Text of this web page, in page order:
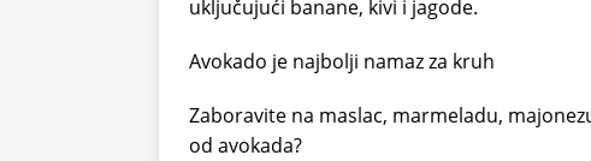
uključujući banane, kivi i jagode.
Avokado je najbolji namaz za kruh
Zaboravite na maslac, marmeladu,
od avokada?